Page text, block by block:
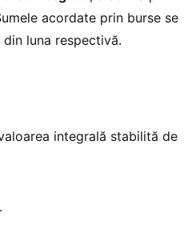
acordate prin burse se
luna respectivă.
integrală stabilită de